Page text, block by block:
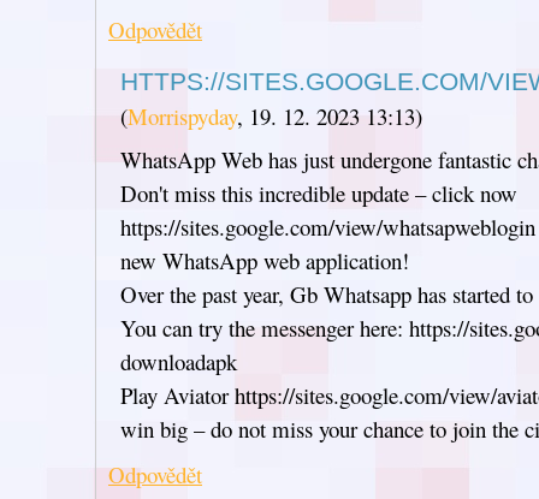
Odpovědět
HTTPS://SITES.GOOGLE.COM/
(Morrispyday, 19. 12. 2023 13:13)
WhatsApp Web has just undergone fantastic
Don't miss this incredible update – click now
https://sites.google.com/view/
new WhatsApp web application!
Over the past year, Gb Whatsapp has started
You can try the messenger here: https://
downloadapk
Play Aviator https://sites.google.com/view/
win big – do not miss your chance to join the
Odpovědět